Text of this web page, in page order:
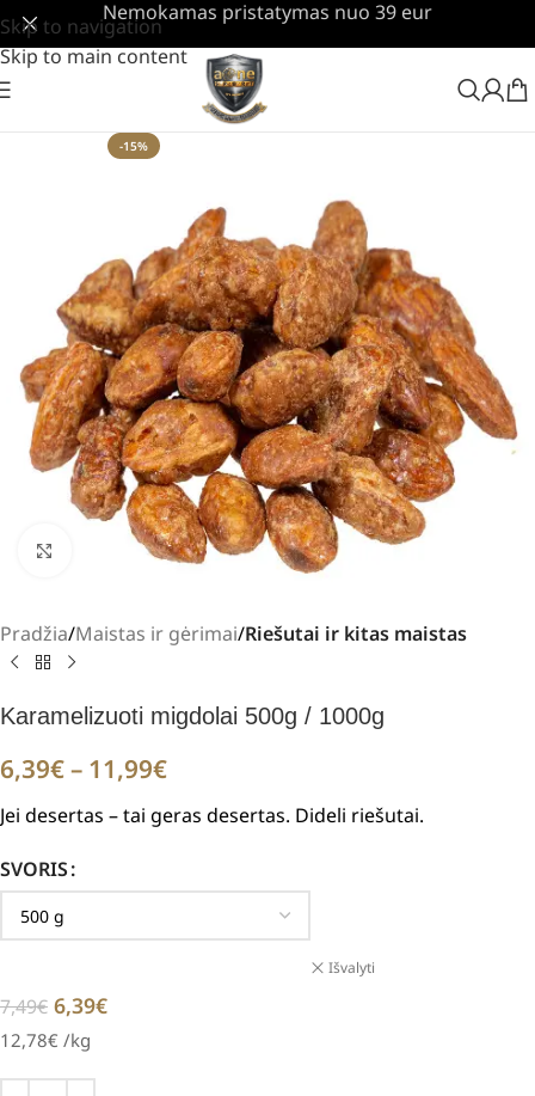
Skip to navigation
Skip to main content
Nemokamas pristatymas nuo 39 eur
-15%
Padidinti
Pradžia Maistas ir gėrimai Riešutai ir kitas maistas
Karamelizuoti migdolai 500g / 1000g
6,39€– 11,99€
Jei desertas – tai geras desertas. Dideli riešutai.
SVORIS
Išvalyti
7,49€ 6,39€
12,78€ /kg